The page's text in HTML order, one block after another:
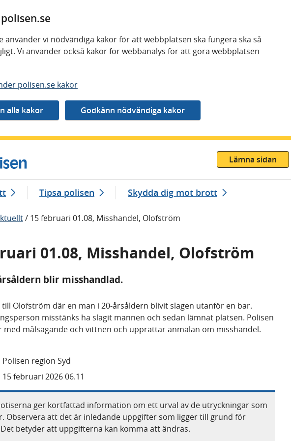
använder vi nödvändiga kakor för att webbplatsen ska fungera ska så
Vi använder också kakor för webbanalys för att göra webbplatsen
polisen.se kakor
Lämna sidan
Tipsa polisen Skydda dig mot brott
/ 15 februari 01.08, Misshandel, Olofström
01.08, Misshandel, Olofström
blir misshandlad.
till Olofström där en man i 20-årsåldern blivit slagen utanför en bar.
misstänks ha slagit mannen och sedan lämnat platsen. Polisen
med målsägande och vittnen och upprättar anmälan om misshandel.
Polisen region Syd
15 februari 2026 06.11
ger kortfattad information om ett urval av de utryckningar som
Observera att det är inledande uppgifter som ligger till grund för
betyder att uppgifterna kan komma att ändras.